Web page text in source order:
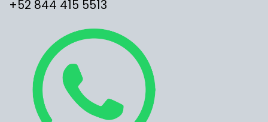
​​​​​​​​​​​​+5​2​ ​8​4​4​ ​4​1​5​ 5​5​1​3​​​​​​​​​​​​​​